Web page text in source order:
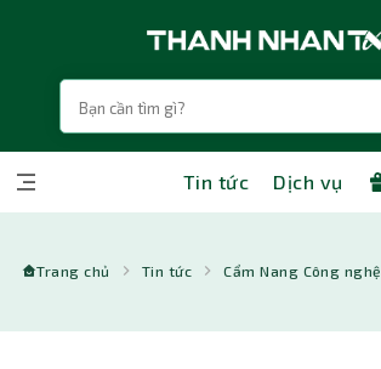
Tin tức Dịch vụ
Trang chủ Tin tức Cẩm Nang Công nghệ